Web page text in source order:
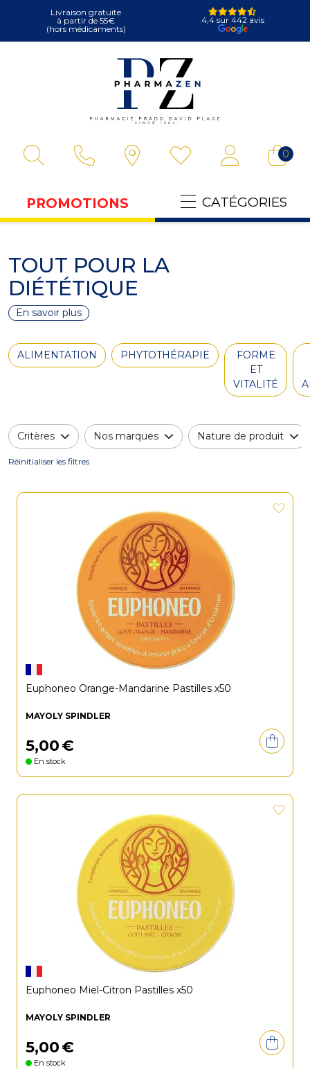
Livraison gratuite
à partir de 55€
(hors médicaments)
4,4 sur 442 avis
0
PROMOTIONS CATÉGORIES
TOUT POUR LA
DIÉTÉTIQUE
En savoir plus
ALIMENTATION PHYTOTHÉRAPIE
FORME
ET
VITALITÉ
Critères Nos marques Nature de produit
Réinitialiser les filtres
Euphoneo Orange-Mandarine Pastilles x50
MAYOLY SPINDLER
5,00€
En stock
Euphoneo Miel-Citron Pastilles x50
MAYOLY SPINDLER
5,00€
En stock